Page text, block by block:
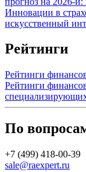
Инновации в
искусственный
Рейтинги
Рейтинги
Рейтинги
По
+7 (499) 418-00-39
sale@raexpert.ru